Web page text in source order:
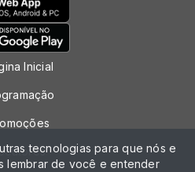
Inicial
tecnologias para que nós e
lembrar de você e entender